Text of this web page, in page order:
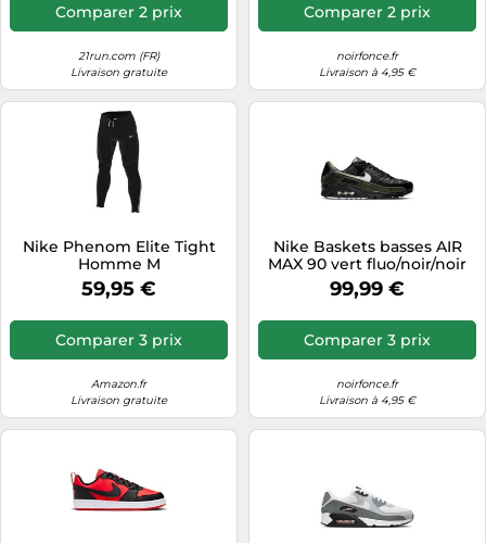
Comparer 2 prix
21run.com (FR)
Livraison gratuite
Comparer 2 prix
noirfonce.fr
Livraison à 4,95 €
Nike Phenom Elite Tight
Homme M
59,95 €
Comparer 3 prix
Amazon.fr
Livraison gratuite
Nike Baskets basses AIR
MAX 90 vert fluo/noir/noir
chiné/blanc cassé Taille 44
99,99 €
Comparer 3 prix
noirfonce.fr
Livraison à 4,95 €